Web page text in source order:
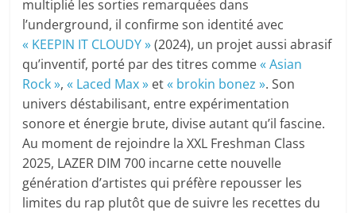
multiplié les sorties remarquées dans
l’underground, il confirme son identité avec
« KEEPIN IT CLOUDY »(2024), un projet aussi abrasif
qu’inventif, porté par des titres comme« Asian
Rock »,« Laced Max » et« brokin bonez ». Son
univers déstabilisant, entre expérimentation
sonore et énergie brute, divise autant qu’il fascine.
Au moment de rejoindre la XXL Freshman Class
2025, LAZER DIM 700 incarne cette nouvelle
génération d’artistes qui préfère repousser les
limites du rap plutôt que de suivre les recettes du